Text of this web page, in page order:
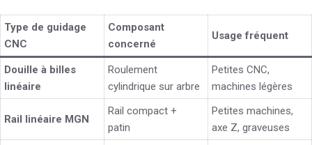
Type de guidage
CNC
Composant
concerné
Usage fréquent
Douille à billes
linéaire
Roulement
cylindrique sur arbre
Petites CNC,
machines légères
Rail linéaire MGN
Rail compact +
patin
Petites machines,
axe Z, graveuses